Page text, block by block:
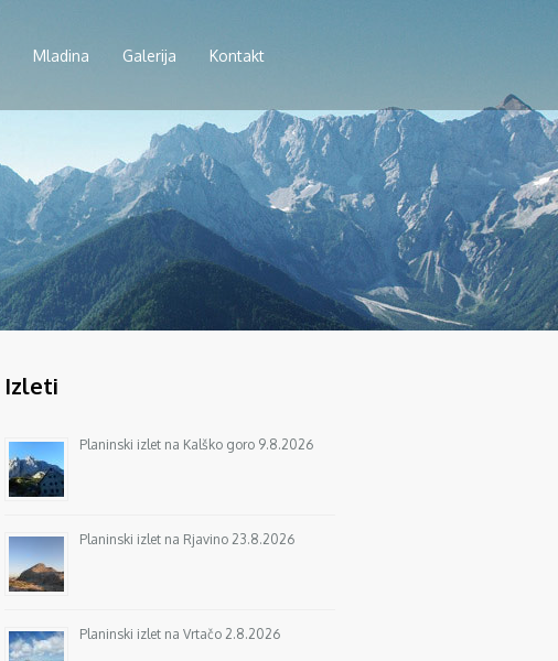
Mladina Galerija Kontakt
Izleti
Planinski izlet na Kalško goro 9.8.2026
Planinski izlet na Rjavino 23.8.2026
Planinski izlet na Vrtačo 2.8.2026